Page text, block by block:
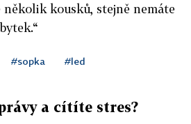
několik kousků, stejně nemáte
#sopka #led
a cítíte stres?